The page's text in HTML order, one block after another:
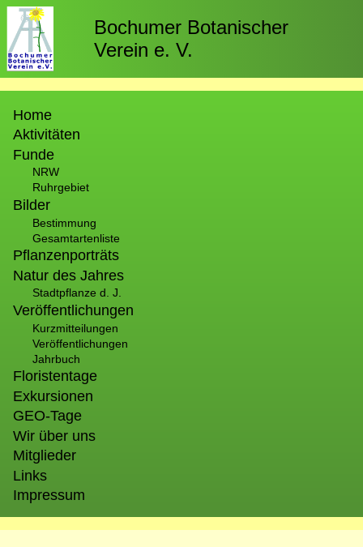
Direkt
zum
Inhalt
Bochumer Botanischer
Verein e. V.
Home
Aktivitäten
Funde
NRW
Ruhrgebiet
Bilder
Bestimmung
Gesamtartenliste
Pflanzenporträts
Natur des Jahres
Stadtpflanze d. J.
Veröffentlichungen
Kurzmitteilungen
Veröffentlichungen
Jahrbuch
Floristentage
Exkursionen
GEO-Tage
Wir über uns
Mitglieder
Links
Impressum